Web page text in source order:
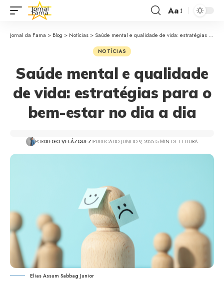
Aa
Jornal da Fama > Blog > Notícias > Saúde mental e qualidade de vida: estratégias para o bem-estar no dia a dia
NOTÍCIAS
Saúde mental e qualidade
de vida: estratégias para o
bem-estar no dia a dia
PORDIEGO VELÁZQUEZ PUBLICADO JUNHO 9, 2025 5 MIN DE LEITURA
Elias Assum Sabbag Junior